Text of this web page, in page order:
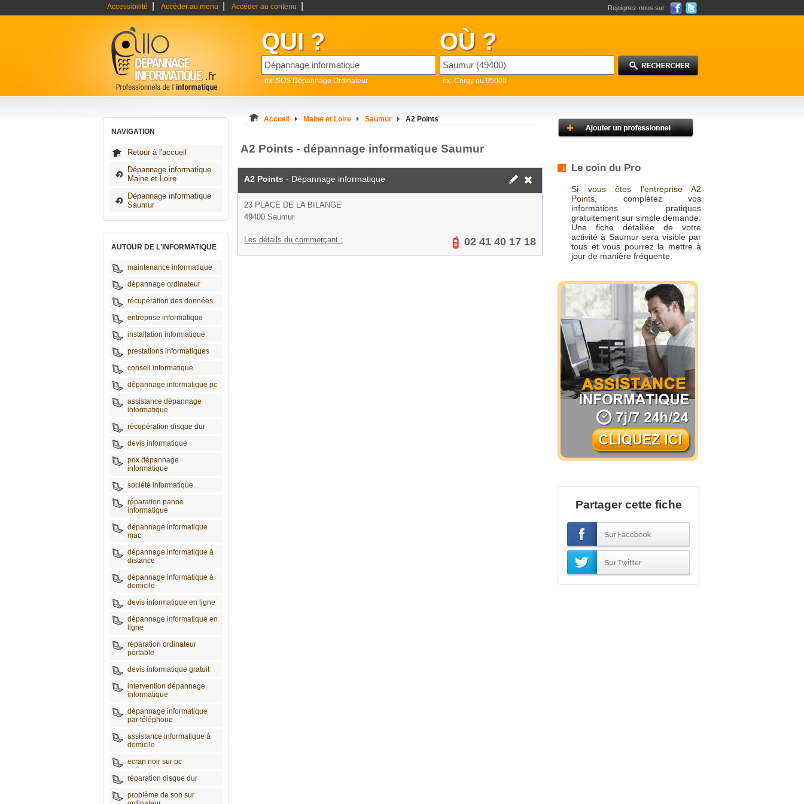
Accessibilité Accéder au menu Accéder au contenu Rejoignez-nous sur
QUI ?
ex: SOS Dépannage Ordinateur
OÙ ?
ex: Cergy ou 95000
NAVIGATION
Retour à l'accueil
Dépannage informatique
Maine et Loire
Dépannage informatique
Saumur
AUTOUR DE L'INFORMATIQUE
maintenance informatique
dépannage ordinateur
récupération des données
entreprise informatique
installation informatique
prestations informatiques
conseil informatique
dépannage informatique pc
assistance dépannage
informatique
récupération disque dur
devis informatique
prix dépannage
informatique
société informatique
réparation panne
informatique
dépannage informatique
mac
dépannage informatique à
distance
dépannage informatique à
domicile
devis informatique en ligne
dépannage informatique en
ligne
réparation ordinateur
portable
devis informatique gratuit
intervention dépannage
informatique
dépannage informatique
par téléphone
assistance informatique à
domicile
ecran noir sur pc
réparation disque dur
problème de son sur
Accueil Maine et Loire Saumur A2 Points
A2 Points - dépannage informatique Saumur
A2 Points - Dépannage informatique
23 PLACE DE LA BILANGE
49400 Saumur
Les détails du commerçant : 02 41 40 17 18
Le coin du Pro
Si vous êtes l'entreprise A2
Points,
complétez vos
informations pratiques
gratuitement sur simple demande.
Une fiche détaillée de votre
activité à Saumur sera visible par
tous et vous pourrez la mettre à
jour de manière fréquente.
Partager cette fiche